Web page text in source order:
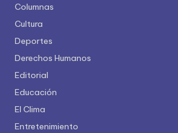
Columnas
Cultura
Deportes
Derechos Humanos
Editorial
Educación
El Clima
Entretenimiento